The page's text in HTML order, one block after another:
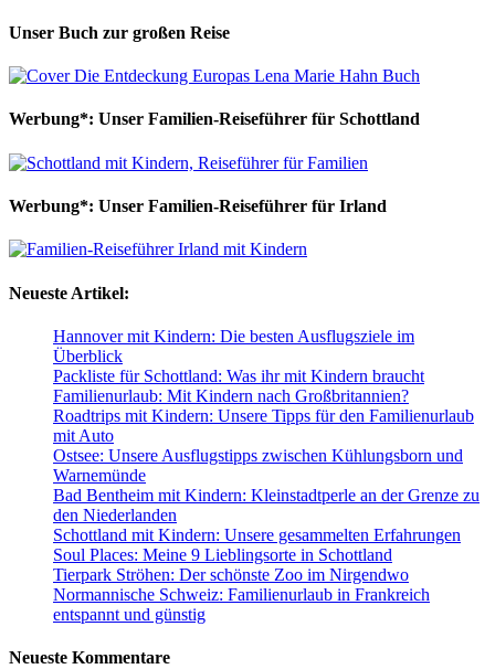
Unser Buch zur großen Reise
Werbung*: Unser Familien-Reiseführer für Schottland
Werbung*: Unser Familien-Reiseführer für Irland
Neueste Artikel:
Hannover mit Kindern: Die besten Ausflugsziele im
Überblick
Packliste für Schottland: Was ihr mit Kindern braucht
Familienurlaub: Mit Kindern nach Großbritannien?
Roadtrips mit Kindern: Unsere Tipps für den Familienurlaub
mit Auto
Ostsee: Unsere Ausflugstipps zwischen Kühlungsborn und
Warnemünde
Bad Bentheim mit Kindern: Kleinstadtperle an der Grenze zu
den Niederlanden
Schottland mit Kindern: Unsere gesammelten Erfahrungen
Soul Places: Meine 9 Lieblingsorte in Schottland
Tierpark Ströhen: Der schönste Zoo im Nirgendwo
Normannische Schweiz: Familienurlaub in Frankreich
entspannt und günstig
Neueste Kommentare